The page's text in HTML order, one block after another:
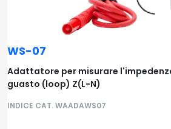
WS-07
Adattatore per misurare
guasto (loop) Z(L-N)
INDICE CAT. WAADAWS07